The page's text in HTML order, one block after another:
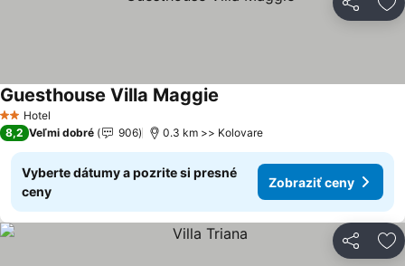
Zdieľať
2 Počet hviezdičiek
Hotel
Guesthouse Villa Maggie
8,2 Veľmi dobré 906 0.3 km >> Kolovare
Vyberte dátumy a pozrite si presné
ceny
Zobraziť ceny
Zdieľať